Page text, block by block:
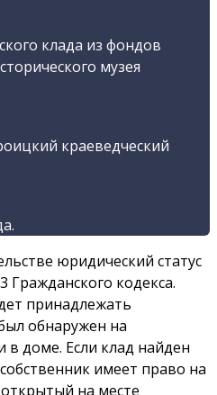
клада из фондов
музея
краеведческий
юридический статус
Гражданского кодекса.
принадлежать
обнаружен на
в доме. Если клад найден
имеет право на
на месте